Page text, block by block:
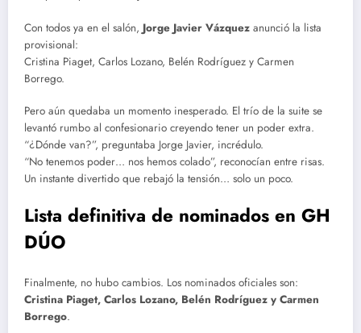
Con todos ya en el salón, Jorge Javier Vázquez anunció la lista
provisional:
Cristina Piaget, Carlos Lozano, Belén Rodríguez y Carmen
Borrego.
Pero aún quedaba un momento inesperado. El trío de la suite se
levantó rumbo al confesionario creyendo tener un poder extra.
“¿Dónde van?”, preguntaba Jorge Javier, incrédulo.
“No tenemos poder… nos hemos colado”, reconocían entre risas.
Un instante divertido que rebajó la tensión… solo un poco.
Lista definitiva de nominados en GH
DÚO
Finalmente, no hubo cambios. Los nominados oficiales son:
Cristina Piaget, Carlos Lozano, Belén Rodríguez y Carmen
Borrego.